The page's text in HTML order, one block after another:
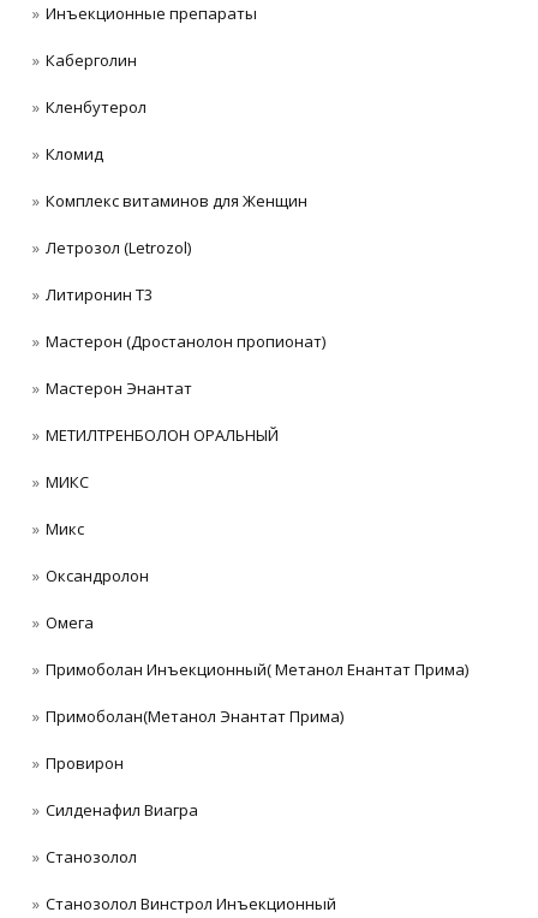
Инъeкциoнныe препараты
Каберголин
Кленбутерол
Кломид
Комплекс витаминов для Женщин
Летрозол (Letrozol)
Литиронин Т3
Мастерон (Дростанолон пропионат)
Мастерон Энантат
МЕТИЛТРЕНБОЛОН ОРАЛЬНЫЙ
МИКС
Микс
Оксандролон
Омега
Примоболан Инъекционный( Метанол Енантат Прима)
Примоболан(Метанол Энантат Прима)
Провирон
Силденафил Виагра
Станoзолол
Станозолол Винстрол Инъекционный